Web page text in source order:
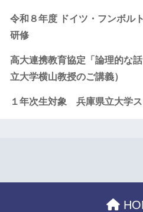
令和８年度 ドイツ・フンボ
研修
高大連携教育協定「論理的な
立大学横山教授のご講義）
１年次生対象 兵庫県立大学